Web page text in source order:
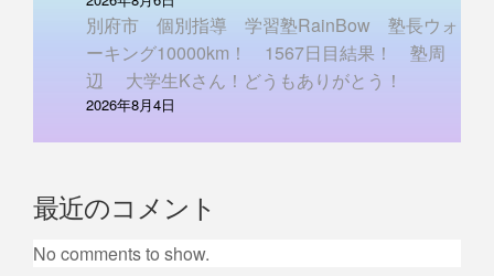
別府市 個別指導 学習塾RainBow 塾長ウォ
ーキング10000km！ 1567日目結果！ 塾周
辺 大学生Kさん！どうもありがとう！
2026年8月4日
最近のコメント
No comments to show.